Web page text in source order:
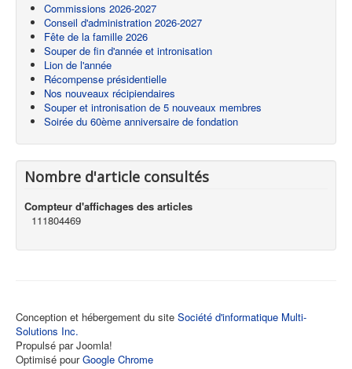
Commissions 2026-2027
Conseil d'administration 2026-2027
Fête de la famille 2026
Souper de fin d'année et intronisation
Lion de l'année
Récompense présidentielle
Nos nouveaux récipiendaires
Souper et intronisation de 5 nouveaux membres
Soirée du 60ème anniversaire de fondation
Nombre d'article consultés
Compteur d'affichages des articles
111804469
Conception et hébergement du site Société d'informatique Multi-
Solutions Inc.
Propulsé par Joomla!
Optimisé pourGoogle Chrome